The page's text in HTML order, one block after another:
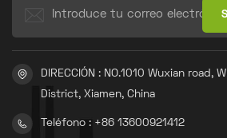
DIRECCIÓN : NO.1010 Wuxian road,
District, Xiamen, China
Teléfono : +86 13600921412